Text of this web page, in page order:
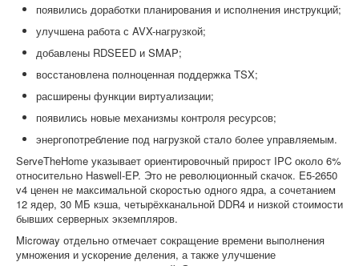
появились доработки планирования и исполнения инструкций;
улучшена работа с AVX-нагрузкой;
добавлены RDSEED и SMAP;
восстановлена полноценная поддержка TSX;
расширены функции виртуализации;
появились новые механизмы контроля ресурсов;
энергопотребление под нагрузкой стало более управляемым.
ServeTheHome указывает ориентировочный прирост IPC около 6%
относительно Haswell-EP. Это не революционный скачок. E5-2650
v4 ценен не максимальной скоростью одного ядра, а сочетанием
12 ядер, 30 МБ кэша, четырёхканальной DDR4 и низкой стоимости
бывших серверных экземпляров.
Microway отдельно отмечает сокращение времени выполнения
умножения и ускорение деления, а также улучшение